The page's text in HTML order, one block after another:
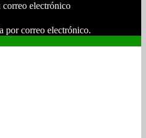
correo electrónico
por correo electrónico.